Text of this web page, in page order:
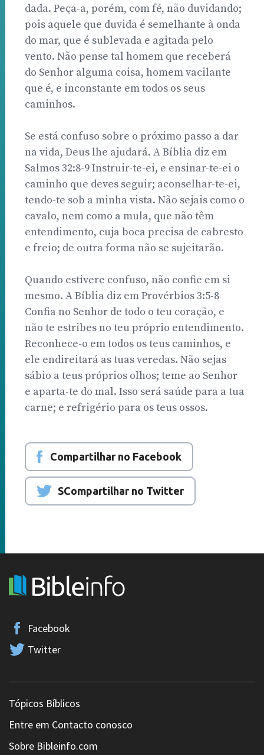
dada. Peça-a, porém, com fé, não duvidando;
pois aquele que duvida é semelhante à onda
do mar, que é sublevada e agitada pelo
vento. Não pense tal homem que receberá
do Senhor alguma coisa, homem vacilante
que é, e inconstante em todos os seus
caminhos.
Se está confuso sobre o próximo passo a dar
na vida, Deus lhe ajudará. A Bíblia diz em
Salmos 32:8-9 Instruir-te-ei, e ensinar-te-ei o
caminho que deves seguir; aconselhar-te-ei,
tendo-te sob a minha vista. Não sejais como o
cavalo, nem como a mula, que não têm
entendimento, cuja boca precisa de cabresto
e freio; de outra forma não se sujeitarão.
Quando estivere confuso, não confie em si
mesmo. A Bíblia diz em Provérbios 3:5-8
Confia no Senhor de todo o teu coração, e
não te estribes no teu próprio entendimento.
Reconhece-o em todos os teus caminhos, e
ele endireitará as tuas veredas. Não sejas
sábio a teus próprios olhos; teme ao Senhor
e aparta-te do mal. Isso será saúde para a tua
carne; e refrigério para os teus ossos.
Compartilhar no Facebook
SCompartilhar no Twitter
Facebook
Twitter
Tópicos Bíblicos
Entre em Contacto conosco
Sobre Bibleinfo.com